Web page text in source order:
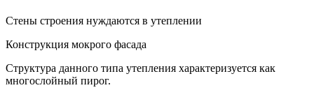
Стены строения нуждаются в утеплении
Конструкция мокрого фасада
Структура данного типа утепления характеризуется как
многослойный пирог.